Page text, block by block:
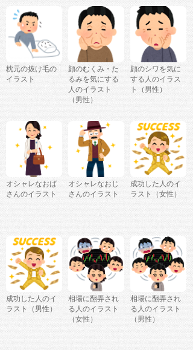
枕元の抜け毛の
イラスト
顔のむくみ・た
るみを気にする
人のイラスト
（男性）
顔のシワを気に
する人のイラス
ト（男性）
オシャレなおば
さんのイラスト
オシャレなおじ
さんのイラスト
成功した人のイ
ラスト（女性）
成功した人のイ
ラスト（男性）
相場に翻弄され
る人のイラスト
（女性）
相場に翻弄され
る人のイラスト
（男性）